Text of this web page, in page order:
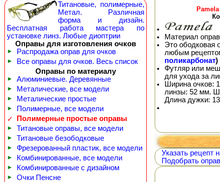
Титановые, полимерные,
Метал. Различная
форма и дизайн.
Бесплатная работа мастера по
установке линз. Любые диоптрии
Оправы для изготовления очков
► Распродажа оправ для очков
►
Все оправы для очков. Весь список
Оправы по материалу
► Алюминиевые. Деревянные
► Металические, все модели
► Металические простые
►
Полимерные, все модели
✓
Полимерные простые оправы
► Титановые оправы, все модели
► Титановые безободковые
► Фрезерованный пластик, все модели
► Комбинированные, все модели
► Комбинированные с дизайном
►
Очки Пенсне
Материал
Это ободковая
любым
поликарбонат)
Футляр или
для ухода за
Ширина очков:
линзы: 52 мм.
Длина дужки:
Указать рецепт
Подобрать